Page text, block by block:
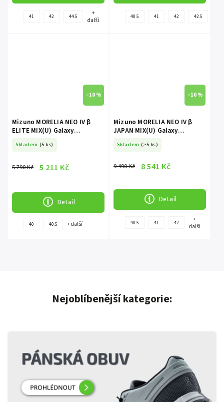
41 42 44.5
+
další
40.5 41 42 42.5
–10 %
Mizuno MORELIA NEO IV β
ELITE MIX(U) Galaxy
P1GC254204
Skladem (5 ks)
5 790 Kč 5 211 Kč
Detail
40 40.5 + další
–10 %
Mizuno MORELIA NEO IV β
JAPAN MIX(U) Galaxy
P1GC254004
Skladem (>5 ks)
9 490 Kč 8 541 Kč
Detail
40.5 41 42
+
další
Nejoblíbenější kategorie: